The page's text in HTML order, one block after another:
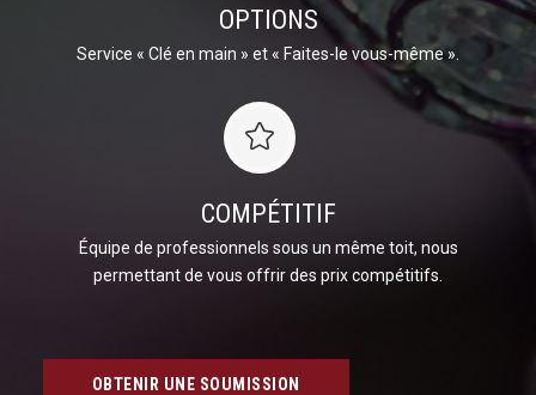
OPTIONS
Service « Clé en main » et « Faites-le vous-même ».
COMPÉTITIF
Équipe de professionnels sous un même toit, nous
permettant de vous offrir des prix compétitifs.
OBTENIR UNE SOUMISSION